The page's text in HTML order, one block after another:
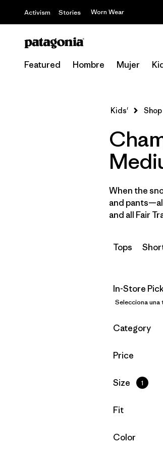
Activism Stories Worn Wear
Featured Hombre Mujer
Kids'
When the
and
and all Fair
Tops
In-Store
Selecciona una
Filtrar por
Category
Filtrar por
Price
Filtrar por
Size 1
Filtrar por
Fit
Filtrar por
Color